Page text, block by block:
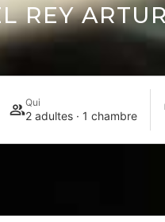
REY
Qui
2 adultes · 1 chambre